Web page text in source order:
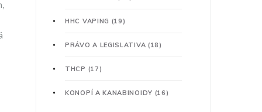
HHC VAPING (19)
PRÁVO A LEGISLATIVA (18)
THCP (17)
KONOPÍ A KANABINOIDY (16)